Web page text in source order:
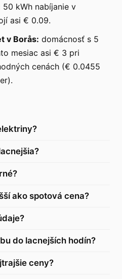
50 kWh nabíjanie v
asi € 0.09.
v Borås: domácnosť s 5
mesiac asi € 3 pri
cenách (€ 0.0455
ako spotová cena?
do lacnejších hodín?
ceny?